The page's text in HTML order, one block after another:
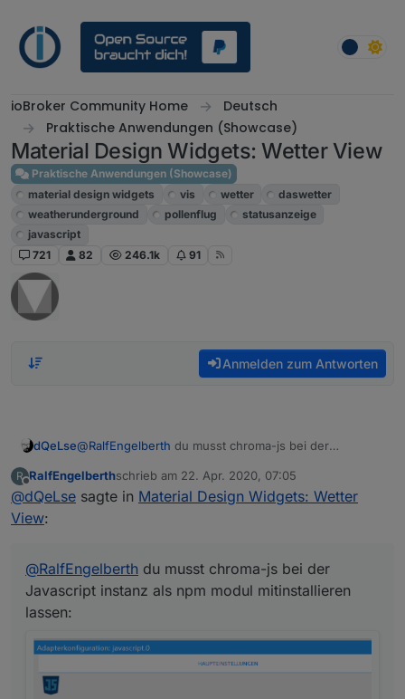
ioBroker Community Home
Deutsch
Praktische Anwendungen (Showcase)
Material Design Widgets: Wetter View
Praktische Anwendungen (Showcase)
material design widgets
vis wetter
daswetter
weatherunderground
pollenflug
statusanzeige
javascript
721
82 246.1k 91
Anmelden zum Antworten
dQeLse@RalfEngelberth du musst chroma-js bei der
R
Offline
RalfEngelberthschrieb am 22. Apr. 2020, 07:05
zuletzt editiert von
@dQeLse sagte in Material Design Widgets: Wetter
View:
@RalfEngelberth du musst chroma-js bei der
Javascript instanz als npm modul mitinstallieren
lassen: